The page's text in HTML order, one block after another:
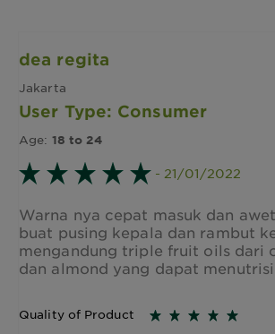
dea regita
Jakarta
User Type: Consumer
Age: 18 to 24
- 21/01/2022
Warna nya cepat masuk dan
buat pusing kepala dan rambut
mengandung triple fruit oils dari
dan almond yang dapat
Quality of Product